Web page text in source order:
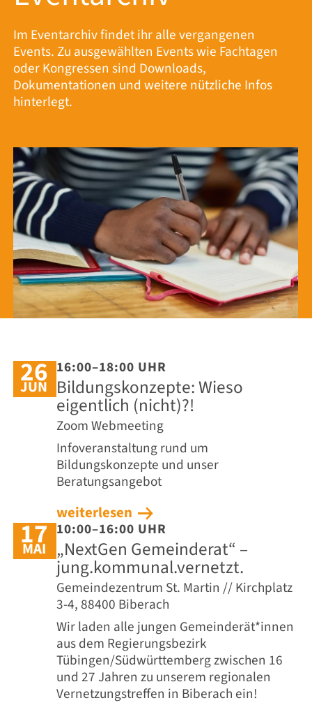
Im Eventarchiv findet ihr alle vergangenen
Events. Zu ausgewählten Events wie Fachtagen
oder Kongressen sind Downloads,
Dokumentationen und weitere nützliche Infos
hinterlegt.
26
JUN
16:00–18:00 UHR
Bildungskonzepte: Wieso
eigentlich (nicht)?!
Zoom Webmeeting
Infoveranstaltung rund um
Bildungskonzepte und unser
Beratungsangebot
weiterlesen
17
MAI
10:00–16:00 UHR
„NextGen Gemeinderat“ –
jung.kommunal.vernetzt.
Gemeindezentrum St. Martin // Kirchplatz
3-4, 88400 Biberach
Wir laden alle jungen Gemeinderät*innen
aus dem Regierungsbezirk
Tübingen/Südwürttemberg zwischen 16
und 27 Jahren zu unserem regionalen
Vernetzungstreffen in Biberach ein!